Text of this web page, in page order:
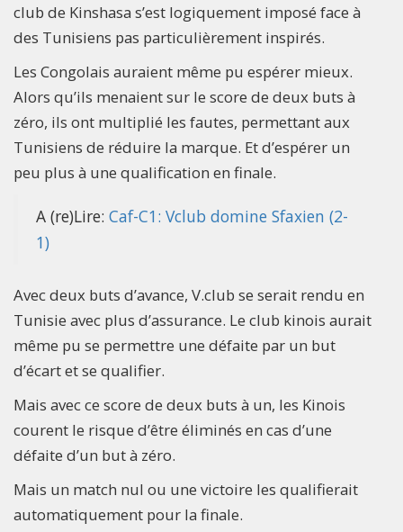
club de Kinshasa s’est logiquement imposé face à
des Tunisiens pas particulièrement inspirés.
Les Congolais auraient même pu espérer mieux.
Alors qu’ils menaient sur le score de deux buts à
zéro, ils ont multiplié les fautes, permettant aux
Tunisiens de réduire la marque. Et d’espérer un
peu plus à une qualification en finale.
A (re)Lire: Caf-C1: Vclub domine Sfaxien (2-
1)
Avec deux buts d’avance, V.club se serait rendu en
Tunisie avec plus d’assurance. Le club kinois aurait
même pu se permettre une défaite par un but
d’écart et se qualifier.
Mais avec ce score de deux buts à un, les Kinois
courent le risque d’être éliminés en cas d’une
défaite d’un but à zéro.
Mais un match nul ou une victoire les qualifierait
automatiquement pour la finale.